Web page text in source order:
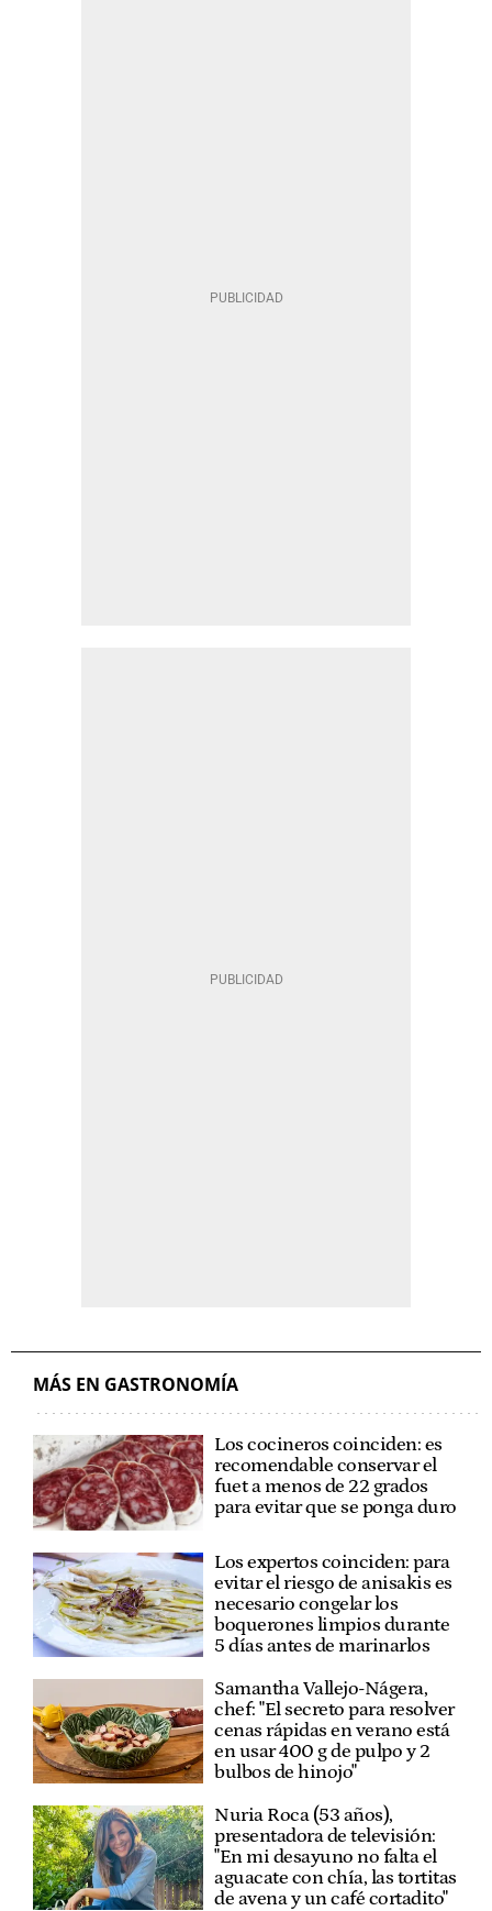
MÁS EN GASTRONOMÍA
Los cocineros coinciden: es
recomendable conservar el
fuet a menos de 22 grados
para evitar que se ponga duro
Los expertos coinciden: para
evitar el riesgo de anisakis es
necesario congelar los
boquerones limpios durante
5 días antes de marinarlos
Samantha Vallejo-Nágera,
chef: "El secreto para resolver
cenas rápidas en verano está
en usar 400 g de pulpo y 2
bulbos de hinojo"
Nuria Roca (53 años),
presentadora de televisión:
"En mi desayuno no falta el
aguacate con chía, las tortitas
de avena y un café cortadito"